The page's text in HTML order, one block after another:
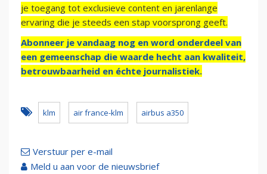
je toegang tot exclusieve content en jarenlange
ervaring die je steeds een stap voorsprong geeft.
Abonneer je vandaag nog en word onderdeel van
een gemeenschap die waarde hecht aan kwaliteit,
betrouwbaarheid en échte journalistiek.
klm air france-klm airbus a350
Verstuur per e-mail
Meld u aan voor de nieuwsbrief